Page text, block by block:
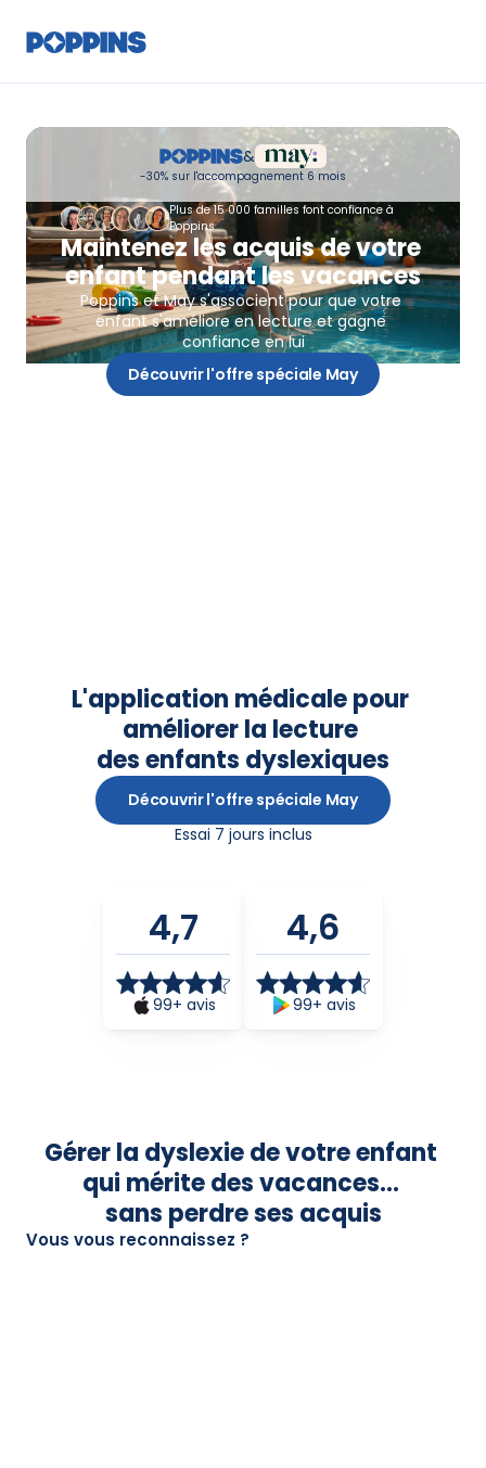
&
-30% sur l'accompagnement 6 mois
Plus de 15 000 familles font confiance à
Poppins
Maintenez les acquis de votre
enfant pendant les vacances
Poppins et May s'associent pour que votre
enfant s'améliore en lecture et gagne
confiance en lui
Découvrir l'offre spéciale May
L'application médicale pour
améliorer la lecture
des enfants dyslexiques
Découvrir l'offre spéciale May
Essai 7 jours inclus
4,7
99+ avis
4,6
99+ avis
Gérer la dyslexie de votre enfant
qui mérite des vacances...
sans perdre ses acquis
Vous vous reconnaissez ?